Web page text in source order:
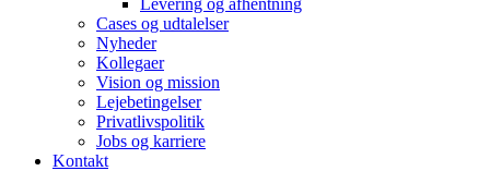
Levering og afhentning
Cases og udtalelser
Nyheder
Kollegaer
Vision og mission
Lejebetingelser
Privatlivspolitik
Jobs og karriere
Kontakt